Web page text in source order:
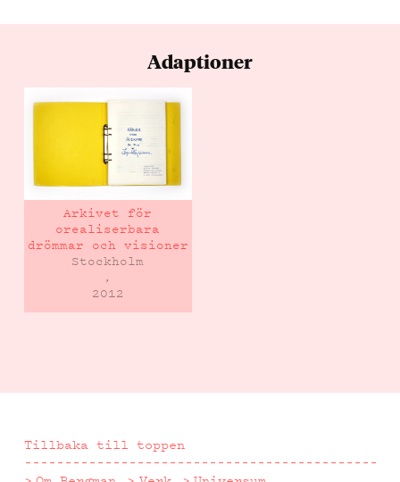
Adaptioner
Arkivet för
orealiserbara
drömmar och visioner
Stockholm
,
2012
Tillbaka till toppen